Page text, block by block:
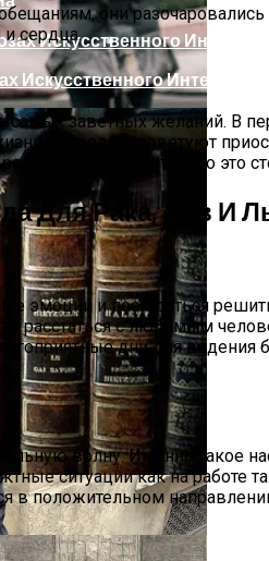
Уставшей Души
Интеллекта
они
сердца.
самых заветных желаний. В
Астрологи советуют
отдыху, обязательно это
Для Рака, Дев И
эмоции и постараться
расстаться с любимым
дни для
волну. Именно такое
ситуации как на работе
в положительном